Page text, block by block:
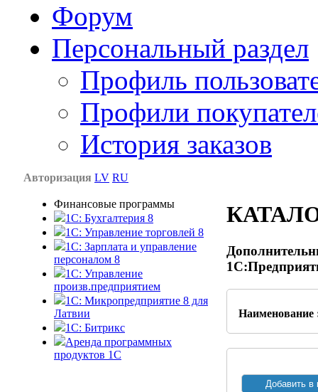
Форум
Персональный раздел
Профиль
Профили
История заказов
Авторизация LV RU
Финансовые программы
1С: Бухгалтерия 8
1C: Управление торговлей 8
1C: Зарплата и управление
персоналом 8
1C: Управление
произв.предприятием
1С: Микропредприятие 8 для
Латвии
1C: Битрикс
Аренда программных
продуктов 1С
Наименование